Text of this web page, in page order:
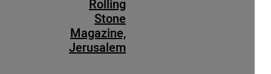
Rolling
Stone
Magazine,
Jerusalem